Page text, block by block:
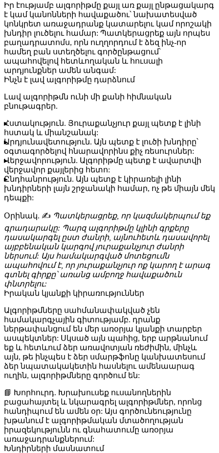
Իր էությամբ ալգորիթմը քայլ առ քայլ ընթացակարգ
է կամ կանոնների հավաքածու՝ նախատեսված
կոնկրետ առաջադրանք կատարելու կամ որոշակի
խնդիր լուծելու համար: Պատկերացրեք այն որպես
բաղադրատոմս, որն ուղղորդում է ձեզ ինչ-որ
համեղ բան ստեղծելու գործընթացում՝
ապահովելով հետևողական և հուսալի
արդյունքներ ամեն անգամ:
Ինչն է լավ ալգորիթմը դարձնում
Լավ ալգորիթմն ունի մի քանի հիմնական
բնութագրեր.
Հստակություն. Յուրաքանչյուր քայլ պետք է լինի
հստակ և միանշանակ:
Արդյունավետություն. Այն պետք է լուծի խնդիրը՝
օգտագործելով հնարավորինս քիչ ռեսուրսներ:
Վերջավորություն. Ալգորիթմը պետք է ավարտվի
վերջավոր քայլերից հետո:
Ընդհանրություն. Այն պետք է կիրառելի լինի
խնդիրների լայն շրջանակի համար, ոչ թե միայն մեկ
դեպքի:
Օրինակ. ✍️ Պատկերացրեք, որ կազմակերպում եք
գրադարակը: Պարզ ալգորիթմը կլինի գրքերը
դասակարգել ըստ ժանրի, այնուհետև դասավորել
այբբենական կարգով յուրաքանչյուր ժանրի
ներսում: Այս համակարգված մոտեցումն
ապահովում է, որ յուրաքանչյուր ոք կարող է արագ
գտնել գիրքը՝ առանց ամբողջ հավաքածուն
փնտրելու:
Իրական կյանքի կիրառություններ
Ալգորիթմները սահմանափակված չեն
համակարգչային գիտությամբ. դրանք
ներթափանցում են մեր առօրյա կյանքի տարբեր
ասպեկտներ: Սկսած այն պահից, երբ արթնանում
եք և հետևում ձեր առավոտյան ռեժիմին, մինչև
այն, թե ինչպես է ձեր սմարթֆոնը կանխատեսում
ձեր նպատակակետին հասնելու ամենաարագ
ուղին, ալգորիթմները գործում են:
📘 Խորհուրդ. Խրախուսեք ուսանողներին
բացահայտել և նկարագրել ալգորիթմներ, որոնց
հանդիպում են ամեն օր: Այս գործունեությունը
խթանում է ալգորիթմական մտածողության
իրազեկությունն ու գնահատումը առօրյա
առաջադրանքներում:
Խնդիրների մասնատում